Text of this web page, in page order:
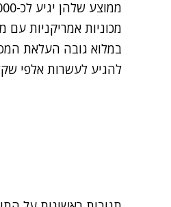
מכוניות אמריקניות עם
במלוא גובה העלאת המס,
להגיע לעשרות אלפי שקלים. התוכנית